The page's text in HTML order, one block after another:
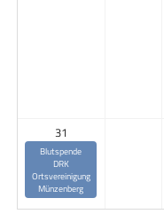
31
Blutspende
DRK
Ortsvereinigung
Münzenberg